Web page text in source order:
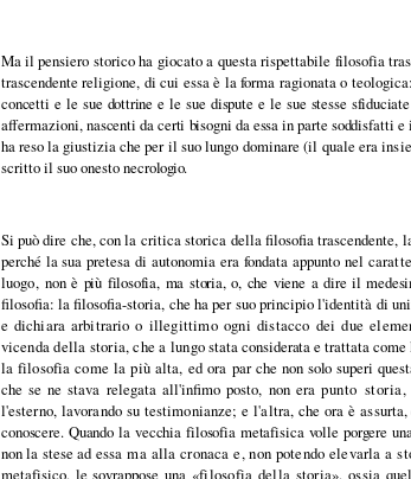
Ma il pensiero storico ha giocato a questa rispettabile filosofia
trascendente religione, di cui essa è la forma ragionata o
con­cetti e le sue dottrine e le sue dispute e le sue stesse
affermazioni,nascenti da certi bisogni da essa in parte soddisfatti
ha reso la giustiziache per il suo lungo dominare (il quale era
scritto il suo onesto necro­logio.
Si può dire che, con la critica storica della filosofia tra­scendente,
perché la sua pretesa di autonomia era fondata appunto nel
luogo, non è più filosofia, ma storia, o, che viene a dire il
filosofia: la filoso­fia-storia, che ha per suo principio l'identità di
e dichiara arbitrario o illegittimo ogni distacco dei due
vicenda della storia, che a lungostata considerata e trattata
la filosofia come la più alta, ed ora parche non solo superi
che se ne stava relegata all'infimo posto, non erapunto
l'esterno, lavorando su testimonianze; e l'altra, che ora è as­
cono­scere. Quando la vecchia filosofia metafisica volle porgere
non la stese ad essa ma alla cronaca e, non potendo elevarla a
metafisico, le sovrappose una «filosofia della storia», ossia